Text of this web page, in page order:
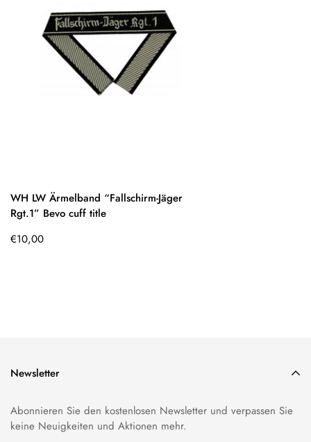
WH LW Ärmelband “Fallschirm-Jäger
Rgt.1” Bevo cuff title
Regulärer
€10,00
Newsletter
Abonnieren Sie den kostenlosen Newsletter und verpassen Sie
keine Neuigkeiten und Aktionen mehr.